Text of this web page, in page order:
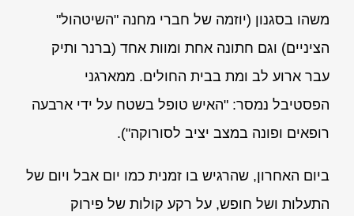
משהו בסגנון (יוזמה של חברי מחנה "השיטהול"
הציניים) וגם חתונה אחת ומוות אחד (ברנר ותיק
עבר ארוע לב ומת בבית החולים. ממארגני
הפסטיבל נמסר: "האיש טופל בשטח על ידי ארבעה
רופאים ופונה במצב יציב לסורוקה").
ביום האחרון, שהרגיש בו זמנית כמו יום אבל ויום של
התעלות ושל חופש, על רקע קולות של פירוק